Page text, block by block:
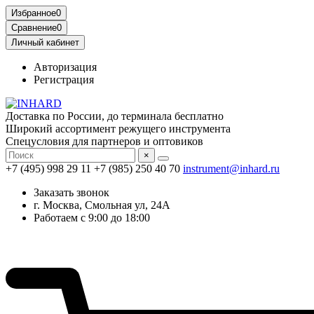
Избранное0
Сравнение0
Личный кабинет
Авторизация
Регистрация
Доставка по России, до терминала бесплатно
Широкий ассортимент режущего инструмента
Спецусловия для партнеров и оптовиков
×
+7 (495) 998 29 11 +7 (985) 250 40 70 instrument@inhard.ru
Заказать звонок
г. Москва, Смольная ул, 24А
Работаем с 9:00 до 18:00